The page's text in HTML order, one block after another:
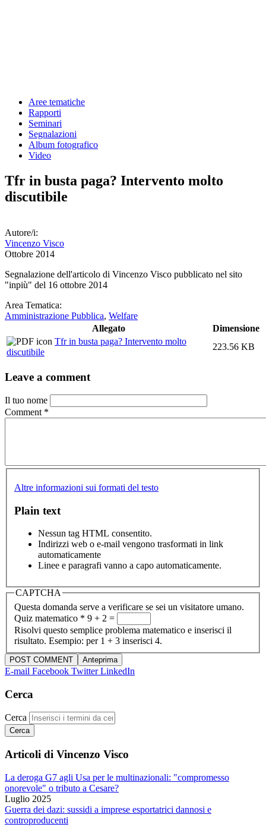
Aree tematiche
Rapporti
Seminari
Segnalazioni
Album fotografico
Video
Tfr in busta paga? Intervento molto
discutibile
Autore/i:
Vincenzo Visco
Ottobre 2014
Segnalazione dell'articolo di Vincenzo Visco pubblicato nel sito
"inpiù" del 16 ottobre 2014
Area Tematica:
Amministrazione Pubblica, Welfare
Allegato
Dimensione
Tfr in busta paga? Intervento molto
discutibile
223.56 KB
Leave a comment
Il tuo nome
Comment *
Altre informazioni sui formati del testo
Plain text
Nessun tag HTML consentito.
Indirizzi web o e-mail vengono trasformati in link
automaticamente
Linee e paragrafi vanno a capo automaticamente.
CAPTCHA
Questa domanda serve a verificare se sei un visitatore umano.
Quiz matematico * 9 + 2 =
Risolvi questo semplice problema matematico e inserisci il
risultato. Esempio: per 1 + 3 inserisci 4.
E-mail Facebook TwitterLinkedIn
Cerca
Cerca
Articoli di Vincenzo Visco
La deroga G7 agli Usa per le multinazionali: "compromesso
onorevole" o tributo a Cesare?
Luglio 2025
Guerra dei dazi: sussidi a imprese esportatrici dannosi e
controproducenti